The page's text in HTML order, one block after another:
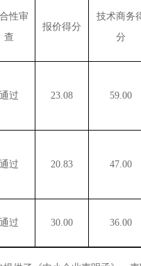
性审
查
报价得分
技术商务
分
通过 23.08 59.00
通过 20.83 47.00
通过 30.00 36.00